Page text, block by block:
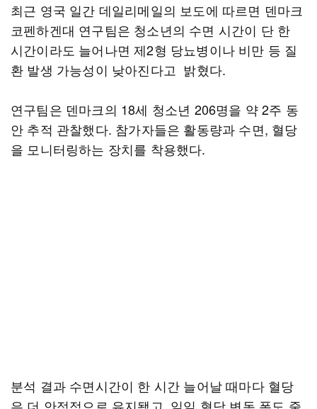
최근 영국 일간 데일리메일의 보도에 따르면 덴마크
코펜하겐대 연구팀은 청소년의 수면 시간이 단 한
시간이라도 늘어나면 제2형 당뇨병이나 비만 등 질
환 발생 가능성이 낮아진다고 밝혔다.
연구팀은 덴마크의 18세 청소년 206명을 약 2주 동
안 추적 관찰했다. 참가자들은 활동량과 수면, 혈당
을 모니터링하는 장치를 착용했다.
분석 결과 수면시간이 한 시간 늘어날 때마다 혈당